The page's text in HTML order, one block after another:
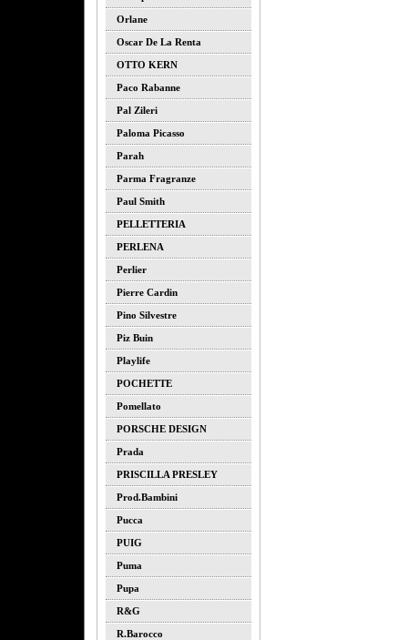
Orlane
Oscar De La Renta
OTTO KERN
Paco Rabanne
Pal Zileri
Paloma Picasso
Parah
Parma Fragranze
Paul Smith
PELLETTERIA
PERLENA
Perlier
Pierre Cardin
Pino Silvestre
Piz Buin
Playlife
POCHETTE
Pomellato
PORSCHE DESIGN
Prada
PRISCILLA PRESLEY
Prod.bambini
Pucca
PUIG
Puma
Pupa
R&G
R.barocco